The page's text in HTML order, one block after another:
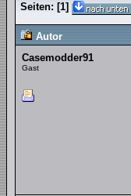
Seiten: [1]
Autor
Casemodder91
Gast